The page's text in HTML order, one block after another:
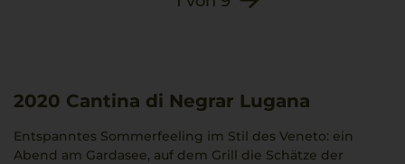
2020 Cantina di Negrar Lugana
Entspanntes Sommerfeeling im Stil des Veneto: ein
Abend am Gardasee, auf dem Grill die Schätze der